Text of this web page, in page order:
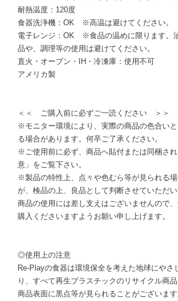
耐熱温度：120度
食器洗浄機：OK ※高温は避けてください。
電子レンジ：OK ※食品の温めに限ります。
品や、調理等の使用は避けてください。
直火・オーブン・IH・冷凍庫：使用不可
アメリカ製
＜＜ ご購入前に必ずご一読ください ＞＞
※モニター環境により、実際の商品の色合いと
る場合があります。何卒ご了承ください。
※ご使用前に必ず、商品へ貼付または同梱さ
意」をご覧下さい。
※製品の特性上、点々や色むら等が見られる
が、検品の上、良品として判断させていただい
商品の使用には差し支えはございませんので
購入くださいますようお願い申し上げます。
◎使用上の注意
Re-Playの食器は環境保全を考えた地球にやさ
り、すべて再生プラスチックのリサイクル商品
商品表面に黒点等が見られることがございま